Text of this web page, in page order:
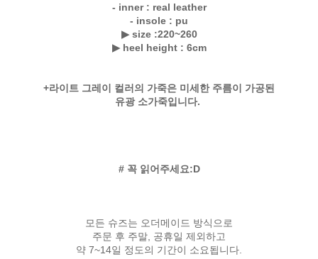
- inner : real leather
- insole : pu
▶ size :220~260
▶ heel height : 6cm
+라이트 그레이 컬러의 가죽은 미세한 주름이 가공된
유광 소가죽입니다.
# 꼭 읽어주세요:D
모든 슈즈는 오더메이드 방식으로
주문 후 주말, 공휴일 제외하고
약 7~14일 정도의 기간이 소요됩니다.